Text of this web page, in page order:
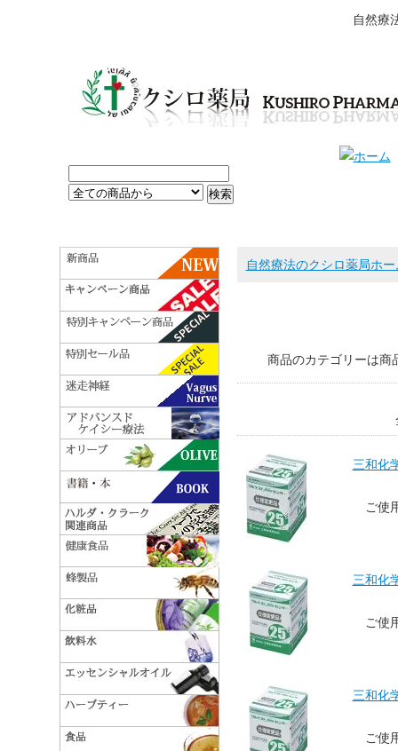
自然療
自然療法のクシロ薬局ホー
商品のカテゴリーは商
三和化
ご使
三和化
ご使
三和化
ご使